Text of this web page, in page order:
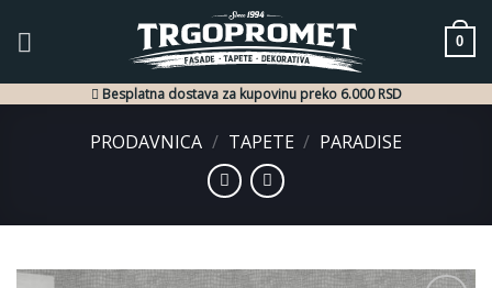
0
Besplatna dostava za kupovinu preko 6.000 RSD
PRODAVNICA / TAPETE / PARADISE